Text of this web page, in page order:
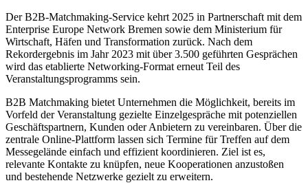
Der B2B-Matchmaking-Service kehrt 2025 in Partnerschaft mit dem
Enterprise Europe Network Bremen sowie dem Ministerium für
Wirtschaft, Häfen und Transformation zurück. Nach dem
Rekordergebnis im Jahr 2023 mit über 3.500 geführten Gesprächen
wird das etablierte Networking-Format erneut Teil des
Veranstaltungsprogramms sein.
B2B Matchmaking bietet Unternehmen die Möglichkeit, bereits im
Vorfeld der Veranstaltung gezielte Einzelgespräche mit potenziellen
Geschäftspartnern, Kunden oder Anbietern zu vereinbaren. Über die
zentrale Online-Plattform lassen sich Termine für Treffen auf dem
Messegelände einfach und effizient koordinieren. Ziel ist es,
relevante Kontakte zu knüpfen, neue Kooperationen anzustoßen
und bestehende Netzwerke gezielt zu erweitern.